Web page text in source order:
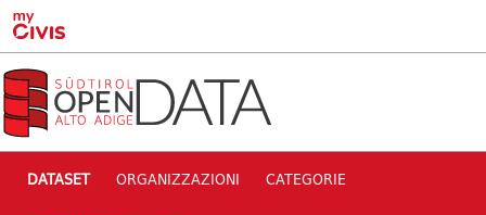
Skip to main content
DATASET ORGANIZZAZIONI CATEGORIE